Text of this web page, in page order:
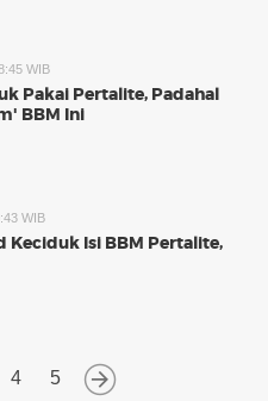
WIB
Pakai Pertalite, Padahal
BBM Ini
WIB
Keciduk Isi BBM Pertalite,
4 5